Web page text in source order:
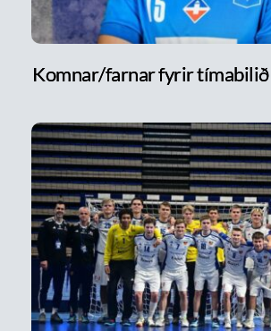
Komnar/farnar fyrir